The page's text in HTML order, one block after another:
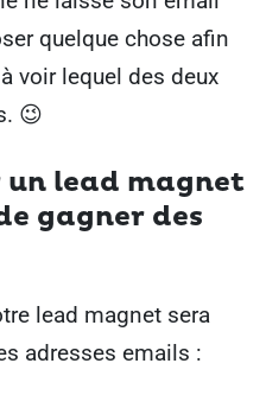
quelque chose afin
voir lequel des deux
😉
un lead magnet
gagner des
lead magnet sera
adresses emails :